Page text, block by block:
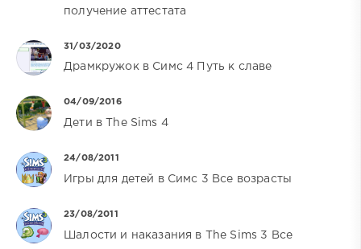
получение аттестата
31/03/2020
Драмкружок в Симс 4 Путь к славе
04/09/2016
Дети в The Sims 4
24/08/2011
Игры для детей в Симс 3 Все возрасты
23/08/2011
Шалости и наказания в The Sims 3 Все